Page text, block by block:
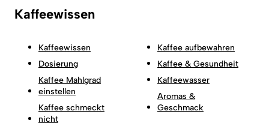
Kaffeewissen
Kaffeewissen
Dosierung
Kaffee Mahlgrad
einstellen
Kaffee schmeckt
nicht
Kaffee aufbewahren
Kaffee & Gesundheit
Kaffeewasser
Aromas &
Geschmack